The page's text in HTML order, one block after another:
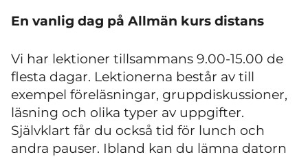
En vanlig dag på Allmän kurs distans
Vi har lektioner tillsammans 9.00-15.00 de
flesta dagar. Lektionerna består av till
exempel föreläsningar, gruppdiskussioner,
läsning och olika typer av uppgifter.
Självklart får du också tid för lunch och
andra pauser. Ibland kan du lämna datorn